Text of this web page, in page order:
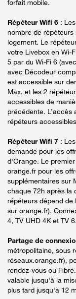
forfait mobile.
Répéteur Wifi 6 :
nombre de
logement. Le
votre Livebox en Wi-
5 par du Wi-Fi 6
avec Décodeur
est accessible sur
Max, et les 2
accessibles de
précédente. L’accès
répéteurs
Répéteur Wifi 7 :
demande pour les
d'Orange. Le
orange.fr pour les
supplémentaires sur
chaque 72h après la
répéteurs dépend de
sur orange.fr).
4, TV UHD 4K et TV 6.
Partage de
métropolitaine, sous
réseaux.orange.fr),
rendez-vous ou
valable jusqu'à la
plus tard jusqu'à 12